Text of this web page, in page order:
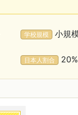
学校規模 小規
日本人割合 20%